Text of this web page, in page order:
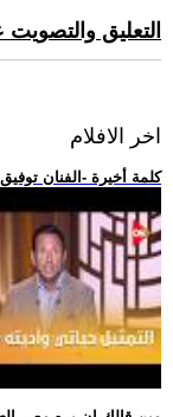
التعليق
اخر الافلام
.. كلمة أخيرة -الفنان